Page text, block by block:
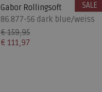
Gabor Rollingsoft
86.877-56 dark blue/weiss
€ 159,95
€ 111,97
SALE